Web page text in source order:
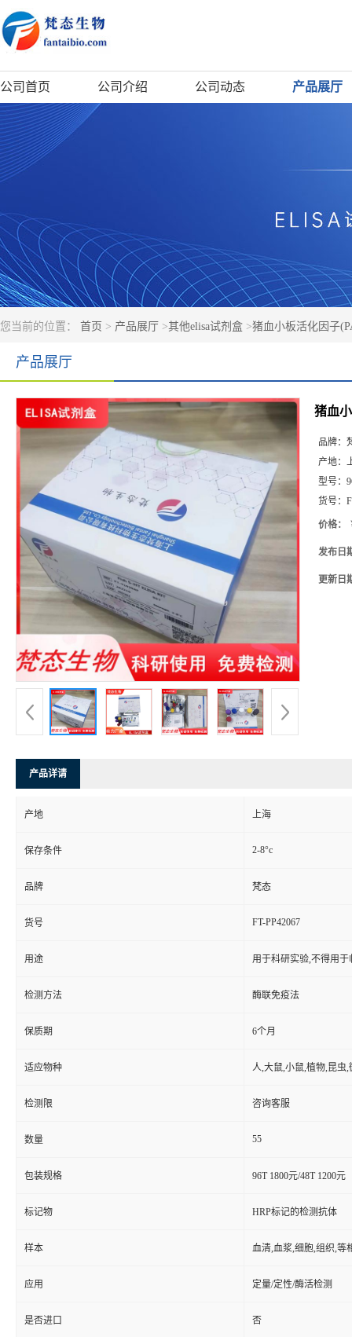
公司首页 公司介绍 公司动态 产品展厅
您当前的位置： 首页 > 产品展厅 >其他elisa试剂盒 >猪血小板活化因子
产品展厅
猪血
品牌：
产地：
型号：
货号：
价格：
发布日
更新日
产品详请
产地 上海
保存条件 2-8°c
品牌 梵态
货号 FT-PP42067
用途 用于科研实验,不得用于
检测方法 酶联免疫法
保质期 6个月
适应物种 人,大鼠,小鼠,植物,昆虫,
检测限 咨询客服
数量 55
包装规格 96T 1800元/48T 1200元
标记物 HRP标记的检测抗体
样本 血清,血浆,细胞,组织,等
应用 定量/定性/酶活检测
是否进口 否